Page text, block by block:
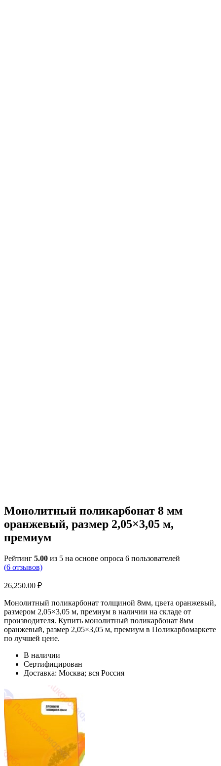
Монолитный поликарбонат 8 мм
оранжевый, размер 2,05×3,05 м,
премиум
Рейтинг 5.00 из 5 на основе опроса 6 пользователей
(6 отзывов)
26,250.00 ₽
Монолитный поликарбонат толщиной 8мм, цвета оранжевый,
размером 2,05×3,05 м, премиум в наличии на складе от
производителя. Купить монолитный поликарбонат 8мм
оранжевый, размер 2,05×3,05 м, премиум в Поликарбомаркете
по лучшей цене.
В наличии
Сертифицирован
Доставка: Москва; вся Россия